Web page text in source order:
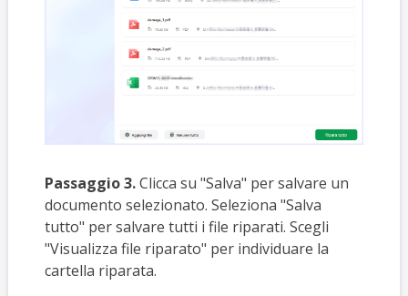
Passaggio 3.Clicca su "Salva" per salvare un
documento selezionato. Seleziona "Salva
tutto" per salvare tutti i file riparati. Scegli
"Visualizza file riparato" per individuare la
cartella riparata.